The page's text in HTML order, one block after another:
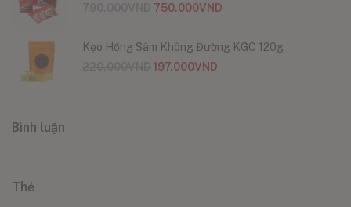
750.000VND
Kẹo Hồng Sâm Không Đường KGC 120g
197.000VND
Bình luận
Thẻ